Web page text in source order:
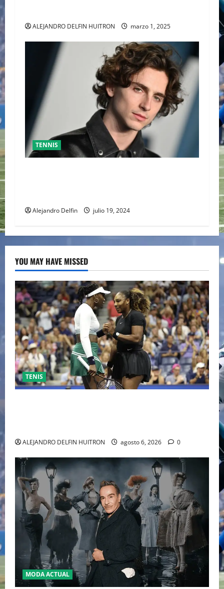
ALEJANDRO DELFIN HUITRON marzo 1, 2025
TENNIS
Alejandro Delfin julio 19, 2024
YOU MAY HAVE MISSED
TENIS
ALEJANDRO DELFIN HUITRON agosto 6, 2026 0
MODA ACTUAL